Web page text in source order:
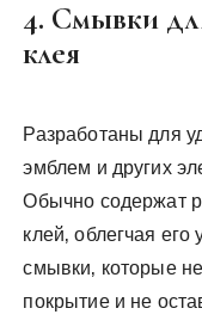
4. Смывки
клея
Разработаны для
эмблем и других
Обычно содержат
клей‚ облегчая
смывки‚ которые
покрытие и не